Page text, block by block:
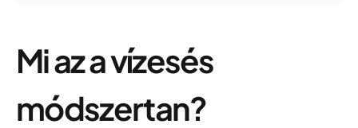
Mi az a vízesés
módszertan?